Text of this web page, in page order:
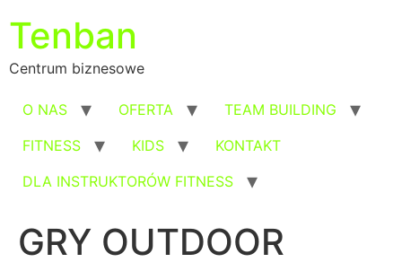
do
treści
Tenban
Centrum biznesowe
O NAS OFERTA
TEAM BUILDING
FITNESS
KIDS
KONTAKT
DLA INSTRUKTORÓW FITNESS
GRY OUTDOOR